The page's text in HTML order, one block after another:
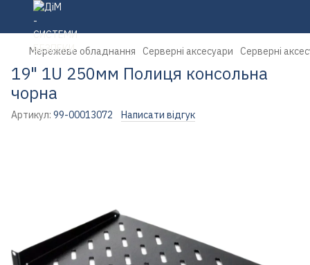
Мережеве обладнання Серверні аксесуари Серверні
19" 1U 250мм Полиця консольна
чорна
Артикул: 99-00013072 Написати відгук